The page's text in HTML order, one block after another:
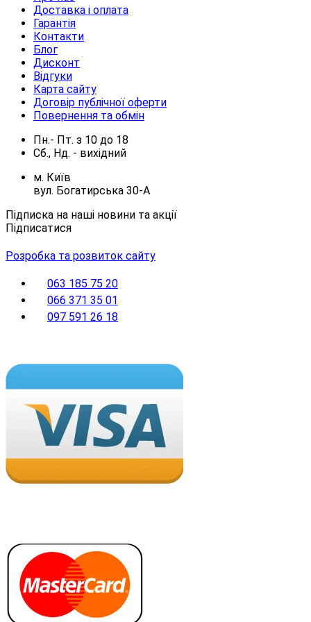
Доставка і оплата
Гарантія
Контакти
Блог
Дисконт
Відгуки
Карта сайту
Договір публічної оферти
Повернення та обмін
Пн.- Пт. з 10 до 18
Сб., Нд. - вихідний
м. Київ
вул. Богатирська 30-А
Підписка на наші новини та акції
Підписатися
Розробка та розвиток сайту
063 185 75 20
066 371 35 01
097 591 26 18